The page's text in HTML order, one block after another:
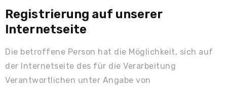
Registrierung auf unserer
Internetseite
Die betroffene Person hat die Möglichkeit, sich auf
der Internetseite des für die Verarbeitung
Verantwortlichen unter Angabe von